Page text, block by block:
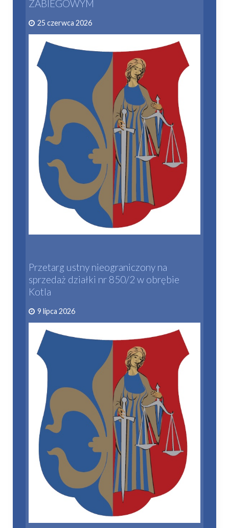
ZABIEGOWYM
25 czerwca 2026
Przetarg ustny nieograniczony na
sprzedaż działki nr 850/2 w obrębie
Kotla
9 lipca 2026